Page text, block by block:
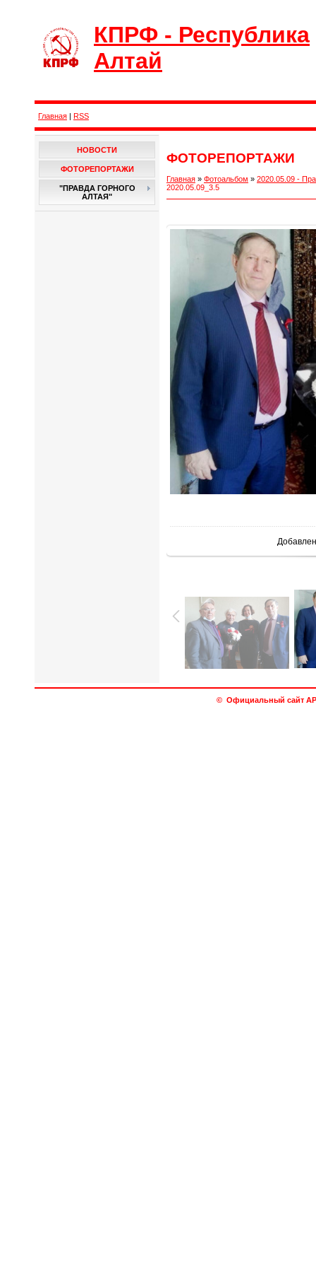
КПРФ - Республика
Алтай
Главная | RSS
НОВОСТИ
ФОТОРЕПОРТАЖИ
"ПРАВДА ГОРНОГО
АЛТАЯ"
ФОТОРЕПОРТАЖИ
Главная » Фотоальбом » 2020.05.09 -
2020.05.09_3.5
© Официальный сайт